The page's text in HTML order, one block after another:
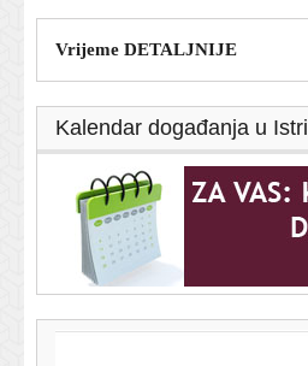
Vrijeme DETALJNIJE
Kalendar događanja u Istri